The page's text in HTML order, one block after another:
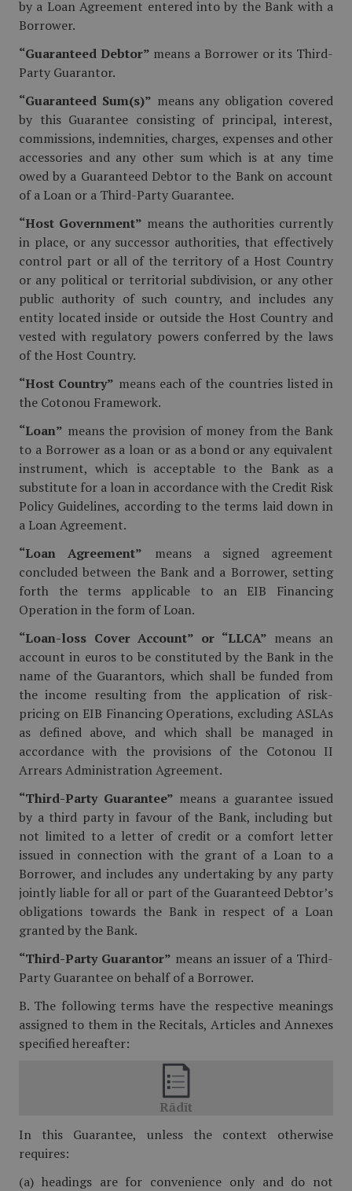
by a Loan Agreement entered into by the Bank with a
Borrower.
“Guaranteed Debtor” means a Borrower or its Third-
Party Guarantor.
“Guaranteed Sum(s)” means any obligation covered
by this Guarantee consisting of principal, interest,
commissions, indemnities, charges, expenses and other
accessories and any other sum which is at any time
owed by a Guaranteed Debtor to the Bank on account
of a Loan or a Third-Party Guarantee.
“Host Government” means the authorities currently
in place, or any successor authorities, that effectively
control part or all of the territory of a Host Country
or any political or territorial subdivision, or any other
public authority of such country, and includes any
entity located inside or outside the Host Country and
vested with regulatory powers conferred by the laws
of the Host Country.
“Host Country” means each of the countries listed in
the Cotonou Framework.
“Loan” means the provision of money from the Bank
to a Borrower as a loan or as a bond or any equivalent
instrument, which is acceptable to the Bank as a
substitute for a loan in accordance with the Credit Risk
Policy Guidelines, according to the terms laid down in
a Loan Agreement.
“Loan Agreement” means a signed agreement
concluded between the Bank and a Borrower, setting
forth the terms applicable to an EIB Financing
Operation in the form of Loan.
“Loan-loss Cover Account” or “LLCA” means an
account in euros to be constituted by the Bank in the
name of the Guarantors, which shall be funded from
the income resulting from the application of risk-
pricing on EIB Financing Operations, excluding ASLAs
as defined above, and which shall be managed in
accordance with the provisions of the Cotonou II
Arrears Administration Agreement.
“Third-Party Guarantee” means a guarantee issued
by a third party in favour of the Bank, including but
not limited to a letter of credit or a comfort letter
issued in connection with the grant of a Loan to a
Borrower, and includes any undertaking by any party
jointly liable for all or part of the Guaranteed Debtor’s
obligations towards the Bank in respect of a Loan
granted by the Bank.
“Third-Party Guarantor” means an issuer of a Third-
Party Guarantee on behalf of a Borrower.
B. The following terms have the respective meanings
assigned to them in the Recitals, Articles and Annexes
specified hereafter:
In this Guarantee, unless the context otherwise
requires:
(a) headings are for convenience only and do not